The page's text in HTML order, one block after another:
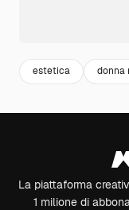
estetica donna
La piattaforma
1 milione di